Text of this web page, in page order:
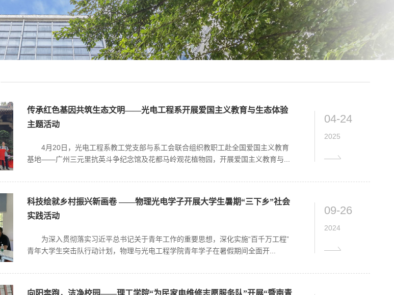
传承红色基因共筑生态文明——光电工程系开展爱国主义教育与生态体验
主题活动
4月20日，光电工程系教工党支部与系工会联合组织教职工赴全国爱国主义教育
基地——广州三元里抗英斗争纪念馆及花都马岭观花植物园，开展爱国主义教育与...
04-24
2025
科技绘就乡村振兴新画卷 ——物理光电学子开展大学生暑期“三下乡”社会
实践活动
为深入贯彻落实习近平总书记关于青年工作的重要思想，深化实施“百千万工程”
青年大学生突击队行动计划，物理与光电工程学院青年学子在暑假期间全面开...
09-26
2024
向阳奔跑，洁净校园——理工学院“为民家电维修志愿服务队”开展“暨南青